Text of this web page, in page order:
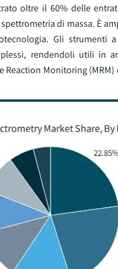
oltre il 60% delle
di massa. È
Gli strumenti
rendendoli utili in
Monitoring